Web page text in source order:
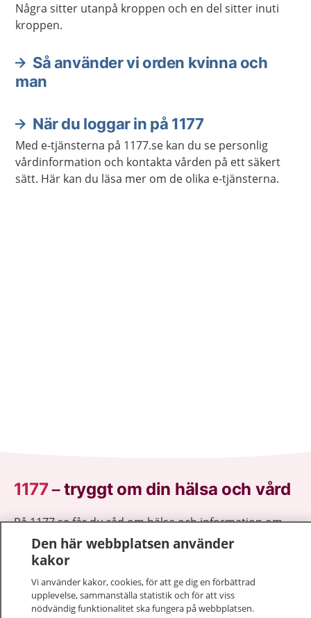
Några sitter utanpå kroppen och en del sitter inuti
kroppen.
Så använder vi orden kvinna och
man
När du loggar in på 1177
Med e-tjänsterna på 1177.se kan du se personlig
vårdinformation och kontakta vården på ett säkert
sätt. Här kan du läsa mer om de olika e-tjänsterna.
1177–tryggt om din hälsa och vård
På 1177.se får du råd om hälsa och information om
sjukdomar och vilka mottagningar du kan kontakta.
Logga in för att läsa din journal och göra dina
sjukvårdsrådgivning dygnet runt.
1177 ger dig råd när du vill må bättre.
Den här webbplatsen använder
kakor
Vi använder kakor, cookies, för att ge dig en förbättrad
upplevelse, sammanställa statistik och för att viss
nödvändig funktionalitet ska fungera på webbplatsen.